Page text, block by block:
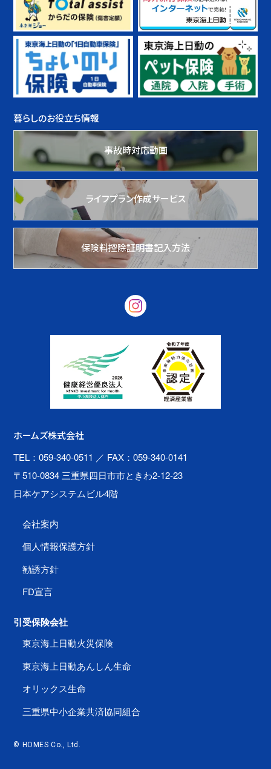
暮らしのお役立ち情報
事故時対応動画
ライフプラン作成サービス
保険料控除証明書記入方法
ホームズ株式会社
TEL：059-340-0511 ／ FAX：059-340-0141
〒510-0834 三重県四日市市ときわ2-12-23
日本ケアシステムビル4階
会社案内
個人情報保護方針
勧誘方針
FD宣言
引受保険会社
東京海上日動火災保険
東京海上日動あんしん生命
オリックス生命
三重県中小企業共済協同組合
© HOMES Co., Ltd.